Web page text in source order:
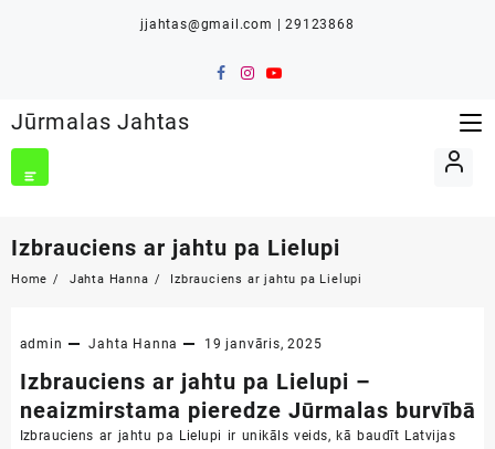
jjahtas@gmail.com | 29123868
Jūrmalas Jahtas
Izbrauciens ar jahtu pa Lielupi
Home Jahta Hanna Izbrauciens ar jahtu pa Lielupi
admin Jahta Hanna 19 janvāris, 2025
Izbrauciens ar jahtu pa Lielupi –
neaizmirstama pieredze Jūrmalas burvībā
Izbrauciens ar jahtu pa Lielupi ir unikāls veids, kā baudīt Latvijas